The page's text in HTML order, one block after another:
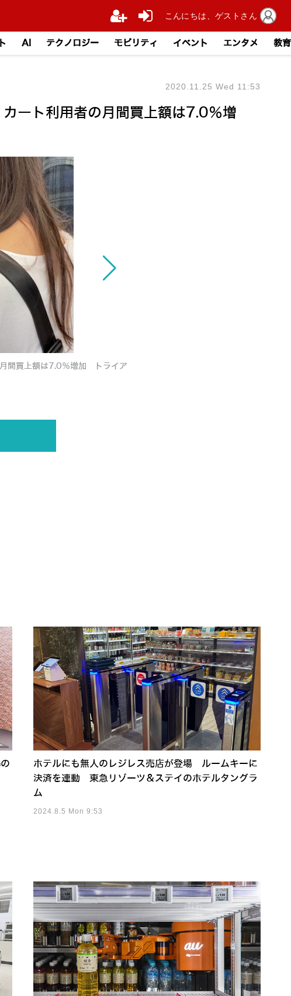
AI テクノロジー モビリティ イベント エンタメ 教育
ート利用者の月間買上額は7.0％増
2020.11.25 Wed 11:53
間買上額は7.0％増加 トライア
ホテルにも無人のレジレス売店が登場 ルームキーに
決済を連動 東急リゾーツ＆ステイのホテルタングラ
ム
2024.8.5 Mon 9:53
こんにちは、ゲストさん